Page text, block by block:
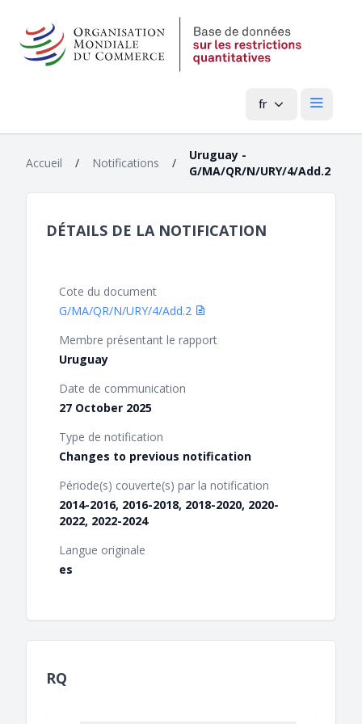
fr Menu
Accueil / Notifications /
Uruguay -
G/MA/QR/N/URY/4/Add.2
DÉTAILS DE LA NOTIFICATION
Cote du document
G/MA/QR/N/URY/4/Add.2
Membre présentant le rapport
Uruguay
Date de communication
27 October 2025
Type de notification
Changes to previous notification
Période(s) couverte(s) par la notification
2014-2016, 2016-2018, 2018-2020, 2020-
2022, 2022-2024
Langue originale
es
RQ